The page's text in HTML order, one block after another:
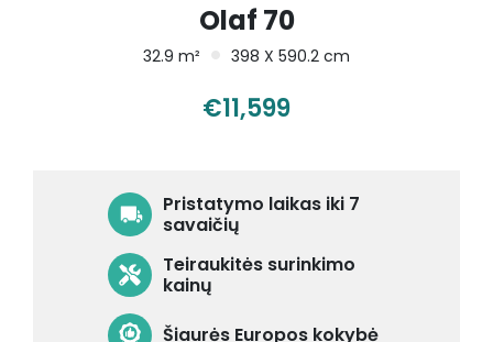
Olaf 70
32.9 m² 398 X 590.2 cm
€11,599
Pristatymo laikas iki 7
savaičių
Teiraukitės surinkimo
kainų
Šiaurės Europos kokybė